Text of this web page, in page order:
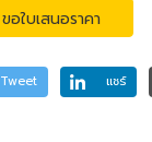
ขอใบเสนอราคา
Tweet แชร์